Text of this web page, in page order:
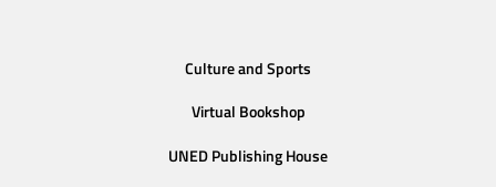
Culture and Sports
Virtual Bookshop
UNED Publishing House